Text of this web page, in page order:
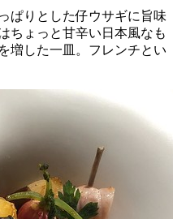
ぱりとした仔ウサギに旨味
ちょっと甘辛い日本風なも
増した一皿。フレンチとい